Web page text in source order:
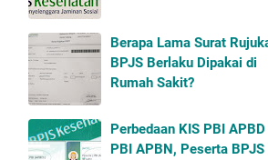
Berapa Lama Surat
BPJS Berlaku Dipakai di
Rumah Sakit?
Perbedaan KIS PBI
PBI APBN, Peserta BPJS